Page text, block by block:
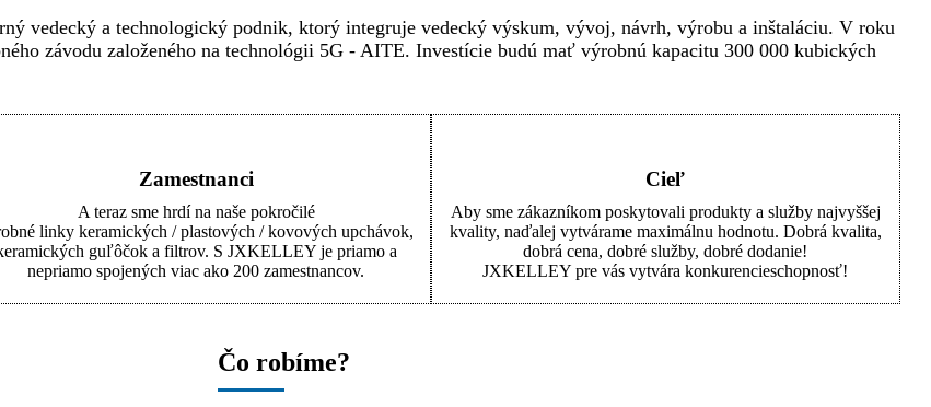
vedecký a technologický podnik, ktorý integruje vedecký výskum, vývoj, návrh, výrobu a inštaláciu. V roku
závodu založeného na technológii 5G - AITE. Investície budú mať výrobnú kapacitu 300 000 kubických
Zamestnanci
A teraz sme hrdí na naše pokročilé
linky keramických / plastových / kovových upchávok,
guľôčok a filtrov. S JXKELLEY je priamo a
nepriamo spojených viac ako 200 zamestnancov.
Cieľ
Aby sme zákazníkom poskytovali produkty a služby najvyššej
kvality, naďalej vytvárame maximálnu hodnotu. Dobrá kvalita,
dobrá cena, dobré služby, dobré dodanie!
JXKELLEY pre vás vytvára konkurencieschopnosť!
Čo robíme?